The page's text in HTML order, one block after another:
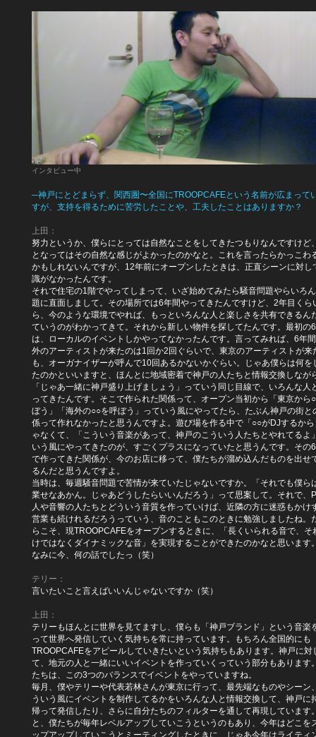
インタビュー中
─神戸にとどまらず、関西圏〜全国にTROOPCAFEという名前が広まって
すが、支持を得るために苦労したことや、工夫したことはありますか？
上田：
努力というか、僕らにとっては自然なことをしてきたつもりなんですけど
となってはその自然な感じがよかったのかなと。これを言ったらかっこわ
かもしれないんですが、12年前にオープンしたときは、正直シーンに対し
識がなかったんです。
それで住宅の1階でやってしまって、いざ始めてみたら騒音問題やらいろ
題に直面しまして。その場所では6年間やってきたんですけど、2年目くら
ら、今のような環境でやれば、もっといろんな人と楽しさを共有できるん
ていうのがわかってきて。それから新しい物件を探してたんです。最初の
は、ローカルのイベントしかやってなかったんです。言ってみれば、6年
外のアーティストが来たのは1回か2回ぐらいで、東京のアーティストが来
も、オーガナイザーが呼んで10回あるかないかぐらい。じゃあ僕らは何を
たのかといいますと、ほんとに地域密着で神戸の人たちと情報交換しなが
「じゃあ一緒に神戸盛り上げましょう」っていう同じ目線で、いろんな人
ってきたんです。そこで作られた関係って、オープン当初から「東京から
ぼう」「海外の○○を呼ぼう」っていう風にやってたら、たぶん神戸の街と
係って作れなかったと思うんですよ。遊び場を作る中で「○○がDJするか
ゃなくて、「こういう音楽があって、神戸のこういう人たちとやれてるよ
いう風にやってきたのが、すごくプラスになっていたと思うんです。その
で作ってきた関係が、今のお店に移って、僕たちが溜め込んだものを出せ
るんだと思うんですよ。
当時は、毎週騒音問題で苦情が来ていたじゃないですか。「それでも僕ら
業せなあかん。じゃあどうしたらいいんだろう」って思案して。それで、
人や音響の人たちとどういう音質を作っていけば、近隣の方に迷惑もかけ
営業も続けれるだろうっていう、音のこともこのときに勉強しましたね。
らこそ、現TROOPCAFEをオープンするときに、「長くいられる音で、そ
けではなくダイナミックな音」を実現することができたのかなと思います
なみに今、何の話でしたっ（笑）
テリー：
言いたいこと言えばいいんじゃないですか（笑）
上田：
テリーもほんとに世界を見てますし、僕らも「神戸ブランド」という音楽
って世界へ発信していく気持ちを常に持っています。もちろん全国的にも
TROOPCAFEをアピールしていきたいという気持ちもあります。神戸に対
て、地元の人と一緒にいいイベントを作っていくっていう部分もあります
たちは、この3つのバランスでイベントをやっていますね。
毎月、僕やテリーや代表若林さんが東京に行って、最先端なものやシーン
ういう風にイベントを制作してるかをいろんな人と情報交換して、神戸に
帰って発信したり、さらに自分たちのフィルターを通して再現しています
と、僕たちが毎年レベルアップしていこうというのもあり、今年はどこを
ップアップしていこうとミーティングしたときに、じゃあ今年はライティ